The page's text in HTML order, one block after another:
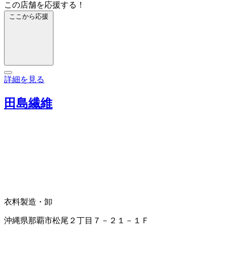
この店舗を応援する！
ここから応援
詳細を見る
田島繊維
衣料製造・卸
沖縄県那覇市松尾２丁目７－２１－１Ｆ